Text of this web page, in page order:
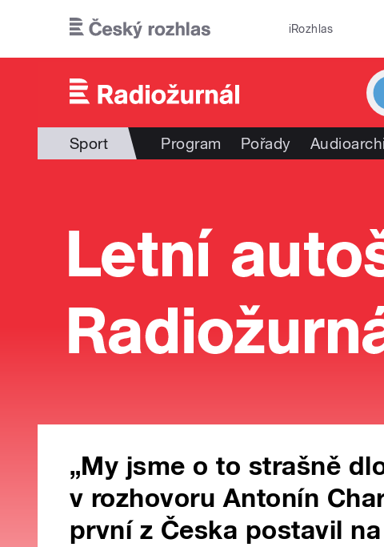
iRozhlas
Sport Program Pořady
„My jsme o to strašně
v rozhovoru Antonín
první z Česka postavil